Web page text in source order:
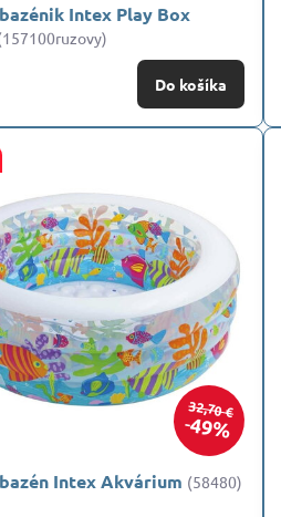
Intex Play Box
Do košíka
32,70 €
49%
Intex Akvárium (58480)